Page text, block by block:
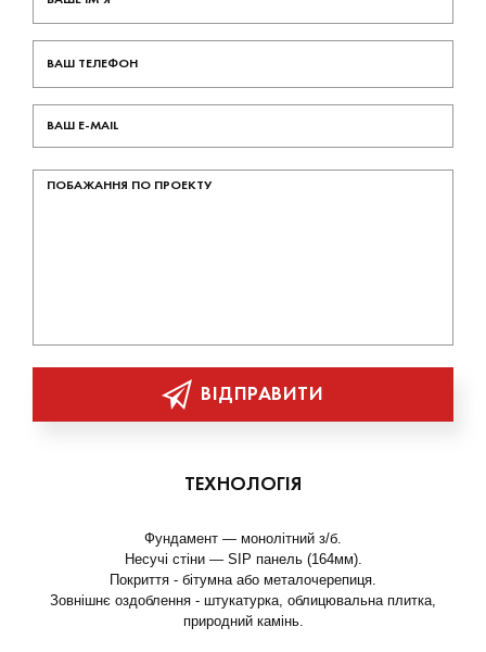
ВІДПРАВИТИ
ТЕХНОЛОГІЯ
Фундамент — монолітний з/б.
Несучі стіни — SIP панель (164мм).
Покриття - бітумна або металочерепиця.
Зовнішнє оздоблення - штукатурка, облицювальна плитка,
природний камінь.